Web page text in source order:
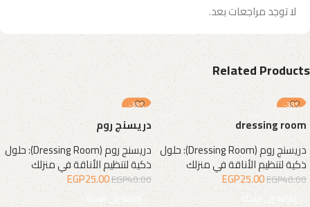
لا توجد مراجعات بعد.
Related Products
-38%
dressing room
دريسنج روم (Dressing Room): حلول
ذكية لتنظيم الأناقة في منزلك
EGP40.00
EGP25.00
إضافة إلى السلة
-38%
دريسنج روم
دريسنج روم (Dressing Room): حلول
ذكية لتنظيم الأناقة في منزلك
EGP40.00
EGP25.00
إضافة إلى السلة